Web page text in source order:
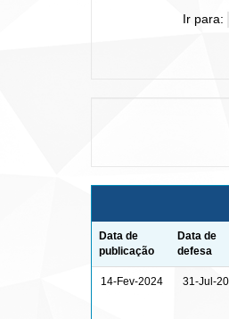
Ir para:
Data de
publicação
Data de
defesa
14-Fev-2024 31-Jul-